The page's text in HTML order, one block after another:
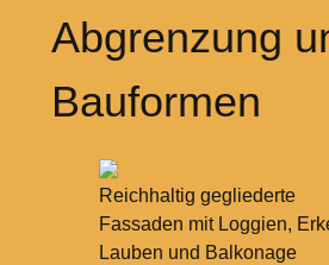
Abgrenzung
Bauformen
Reichhaltig gegliederte
Fassaden mit Loggien,
Lauben und Balkonage